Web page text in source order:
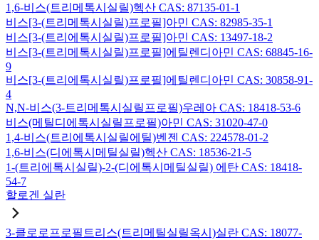
1,6-비스(트리메톡시실릴)헥산 CAS: 87135-01-1
비스[3-(트리메톡시실릴)프로필]아민 CAS: 82985-35-1
비스[3-(트리에톡시실릴)프로필]아민 CAS: 13497-18-2
비스[3-(트리메톡시실릴)프로필]에틸렌디아민 CAS: 68845-16-
9
비스[3-(트리에톡시실릴)프로필]에틸렌디아민 CAS: 30858-91-
4
N,N-비스(3-트리메톡시실릴프로필)우레아 CAS: 18418-53-6
비스(메틸디에톡시실릴프로필)아민 CAS: 31020-47-0
1,4-비스(트리에톡시실릴에틸)벤젠 CAS: 224578-01-2
1,6-비스(디에톡시메틸실릴)헥산 CAS: 18536-21-5
1-(트리에톡시실릴)-2-(디에톡시메틸실릴) 에탄 CAS: 18418-
54-7
할로겐 실란
3-클로로프로필트리스(트리메틸실릴옥시)실란 CAS: 18077-